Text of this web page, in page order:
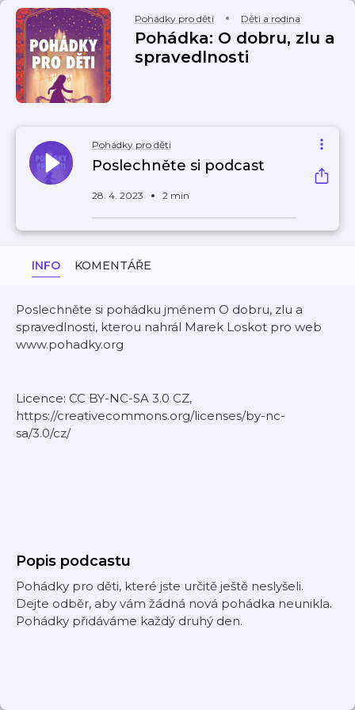
Pohádky pro děti Děti a rodina
Pohádka: O dobru, zlu a
spravedlnosti
Pohádky pro děti
Poslechněte si podcast
28. 4. 2023 2 min
INFO KOMENTÁŘE
Poslechněte si pohádku jménem O dobru, zlu a
spravedlnosti, kterou nahrál Marek Loskot pro web
www.pohadky.org
Licence: CC BY-NC-SA 3.0 CZ,
https://creativecommons.org/licenses/by-nc-
sa/3.0/cz/
Popis podcastu
Pohádky pro děti, které jste určitě ještě neslyšeli.
Dejte odběr, aby vám žádná nová pohádka neunikla.
Pohádky přidáváme každý druhý den.